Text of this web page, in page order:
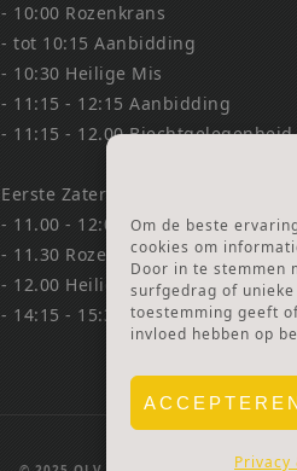
Om de beste
cookies om
Door in te stemmen
surfgedrag of
toestemming geeft
invloed hebben op
Privacy
- 10:00 Rozenkrans
- tot 10:15 Aanbidding
- 10:30 Heilige Mis
- 11:15 - 12:15 Aanbidding
- 11:15 - 12.00 Biechtgelegenheid
Eerste Zaterdag Bedevaart:
- 11.00 - 12:00 Biechtgelegenheid
- 11.30 Rozenkrans
- 12.00 Heilige Mis
- 14:15 - 15:30 Aanbidding & Lof